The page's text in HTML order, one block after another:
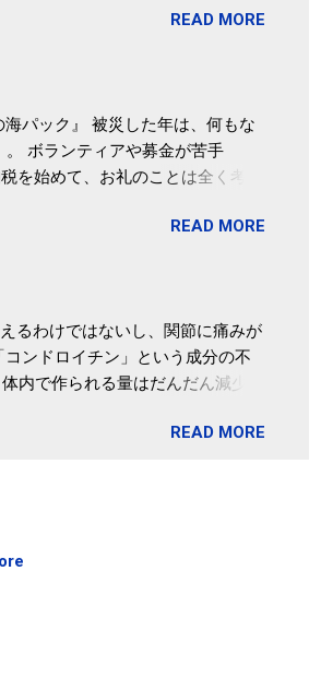
汗ばむ程度の運動を毎日３０分
波大「減量しなくても効果」 -
READ MORE
パック』 被災した年は、何もな
ボランティアや募金が苦手
を始めて、お礼のことは全く考え
いのでこちらの目的は......。 総務
READ MORE
るわけではないし、関節に痛みが
ンドロイチン」という成分の不
内で作られる量はだんだん減少し
ンドロイチン」という成分は、納
期限は気にしたことがなかった。
き渡る程度かき混ぜる。 ・タレ
ほうが、納豆のふわふわ感がよ
1日1パックでコンドロイチン補
けるよりは、毎日納豆を食べるほ
READ MORE